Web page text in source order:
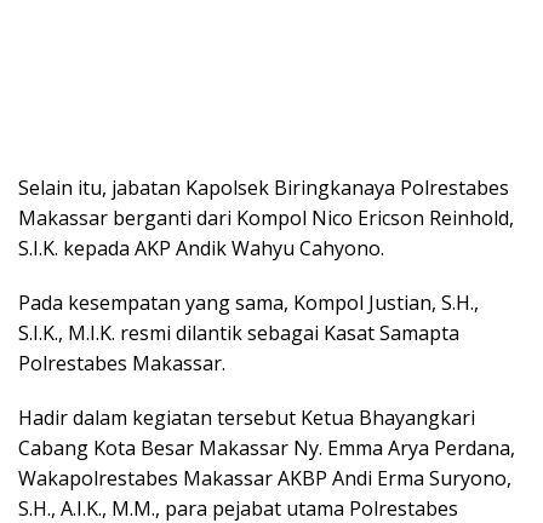
Selain itu, jabatan Kapolsek Biringkanaya Polrestabes
Makassar berganti dari Kompol Nico Ericson Reinhold,
S.I.K. kepada AKP Andik Wahyu Cahyono.
Pada kesempatan yang sama, Kompol Justian, S.H.,
S.I.K., M.I.K. resmi dilantik sebagai Kasat Samapta
Polrestabes Makassar.
Hadir dalam kegiatan tersebut Ketua Bhayangkari
Cabang Kota Besar Makassar Ny. Emma Arya Perdana,
Wakapolrestabes Makassar AKBP Andi Erma Suryono,
S.H., A.I.K., M.M., para pejabat utama Polrestabes